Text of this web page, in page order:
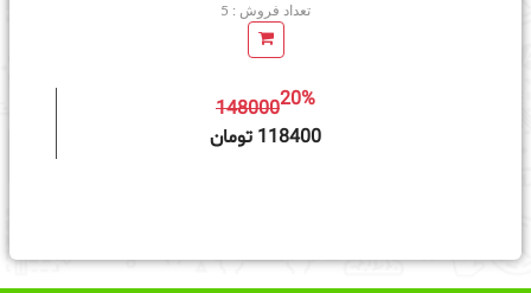
تعداد فروش : 5
14800020%
118400 تومان